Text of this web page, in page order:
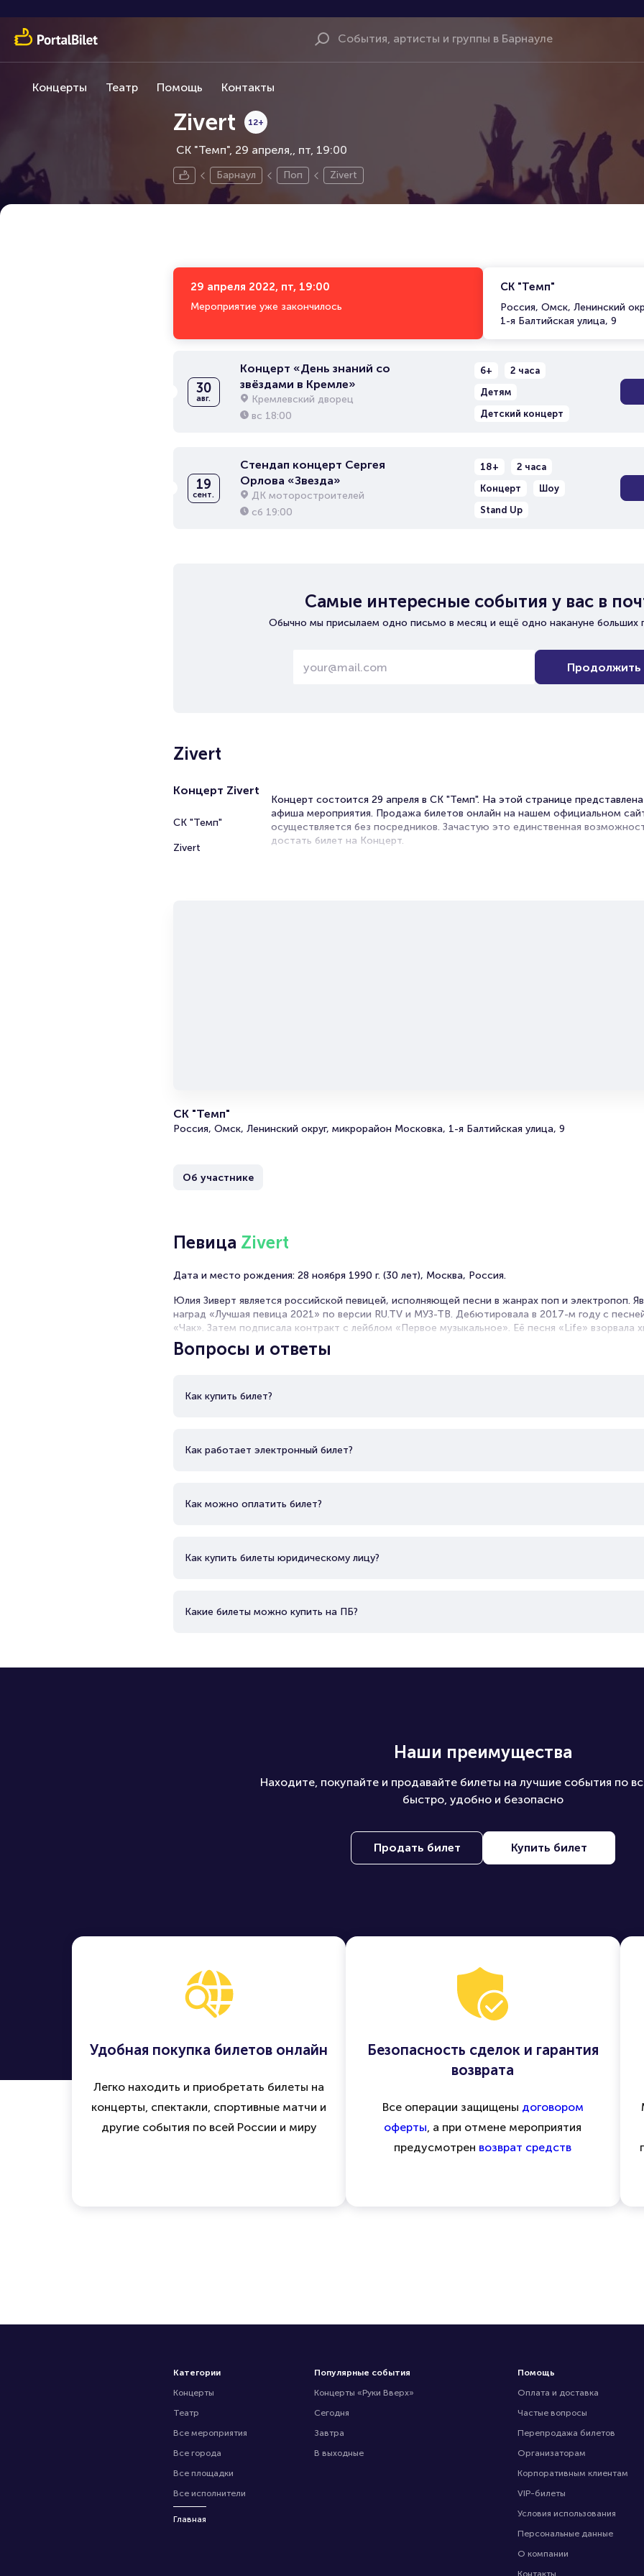
Концерты Театр Помощь Контакты
Zivert
СК "Темп", 29 апреля,
12+
пт, 19:00
Барнаул Поп Zivert
29 апреля 2022, пт, 19:00
Мероприятие уже закончилось
СК "Темп"
Россия, Омск, Ленинский
1-я Балтийская улица, 9
30
авг.
Концерт «День знаний со
звёздами в Кремле»
Кремлевский дворец
вс 18:00
6+
2 часа
Детям
Детский концерт
19
сент.
Стендап концерт Сергея
Орлова «Звезда»
ДК моторостроителей
сб 19:00
18+
2 часа
Концерт
Шоу
Stand Up
Самые интересные события у вас в
Обычно мы присылаем одно письмо в месяц и ещё одно накануне больших
Продолжить
Zivert
Концерт Zivert
СК "Темп"
Zivert
Концерт состоится 29 апреля в СК "Темп". На этой странице представлена
афиша мероприятия. Продажа билетов онлайн на нашем официальном
осуществляется без посредников. Зачастую это единственная
достать билет на Концерт.
СК "Темп"
Россия, Омск, Ленинский округ, микрорайон Московка, 1-я Балтийская улица, 9
Об участнике
Певица Zivert
Дата и место рождения: 28 ноября 1990 г. (30 лет), Москва, Россия.
Юлия Зиверт является российской певицей, исполняющей песни в жанрах поп и электропоп.
наград «Лучшая певица 2021» по версии RU.TV и МУЗ-ТВ. Дебютировала в 2017-м году с
«Чак». Затем подписала контракт с лейблом «Первое музыкальное». Её песня «Life» взорвала
место в Apple Music. Ей принадлежат хиты «Fly», «Beverly Hills» «Зелёные волны».
Барских, Филипп Киркоров и Niletto.
Вопросы и ответы
Как купить билет?
Как работает электронный билет?
Как можно оплатить билет?
Как купить билеты юридическому лицу?
Какие билеты можно купить на ПБ?
Наши преимущества
Находите, покупайте и продавайте билеты на лучшие события по
быстро, удобно и безопасно
Продать билет Купить билет
Удобная покупка билетов онлайн
Легко находить и приобретать билеты на
концерты, спектакли, спортивные матчи и
другие события по всей России и миру
Безопасность сделок и гарантия
возврата
Все операции защищены договором
оферты, а при отмене мероприятия
предусмотрен возврат средств
Категории
Концерты
Театр
Все мероприятия
Все города
Все площадки
Все исполнители
Главная
Популярные события
Концерты «Руки Вверх»
Сегодня
Завтра
В выходные
Помощь
Оплата и доставка
Частые вопросы
Перепродажа билетов
Организаторам
Корпоративным клиентам
VIP-билеты
Условия использования
Персональные данные
О компании
Контакты